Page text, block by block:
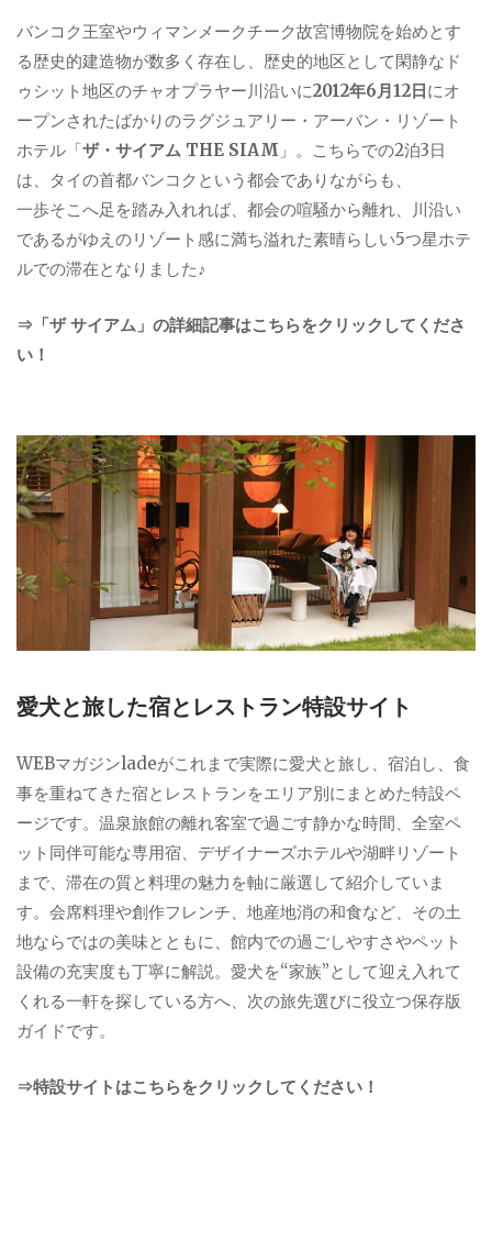
バンコク王室やウィマンメークチーク故宮博物院を始めとす
る歴史的建造物が数多く存在し、歴史的地区として閑静なド
ゥシット地区のチャオプラヤー川沿いに2012年6月12日にオ
ープンされたばかりのラグジュアリー・アーバン・リゾート
ホテル「ザ・サイアム THE SIAM 」。こちらでの2泊3日
は、タイの首都バンコクという都会でありながらも、
一歩そこへ足を踏み入れれば、都会の喧騒から離れ、川沿い
であるがゆえのリゾート感に満ち溢れた素晴らしい5つ星ホテ
ルでの滞在となりました♪
⇒「ザ サイアム」の詳細記事はこちらをクリックしてくださ
い！
愛犬と旅した宿とレストラン特設サイト
WEBマガジンladeがこれまで実際に愛犬と旅し、宿泊し、食
事を重ねてきた宿とレストランをエリア別にまとめた特設ペ
ージです。温泉旅館の離れ客室で過ごす静かな時間、全室ペ
ット同伴可能な専用宿、デザイナーズホテルや湖畔リゾート
まで、滞在の質と料理の魅力を軸に厳選して紹介していま
す。会席料理や創作フレンチ、地産地消の和食など、その土
地ならではの美味とともに、館内での過ごしやすさやペット
設備の充実度も丁寧に解説。愛犬を“家族”として迎え入れて
くれる一軒を探している方へ、次の旅先選びに役立つ保存版
ガイドです。
⇒特設サイトはこちらをクリックしてください！